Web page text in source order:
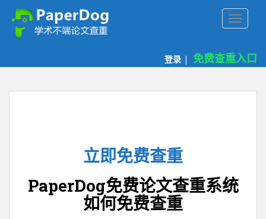
登录 | 免费查重入口
立即免费查重
PaperDog免费论文查重系统
如何免费查重